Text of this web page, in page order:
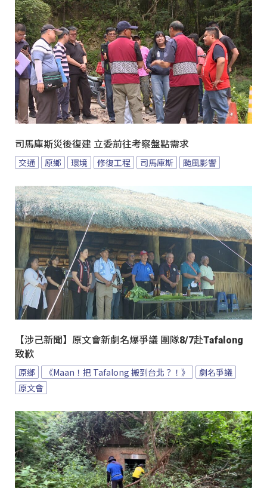
司馬庫斯災後復建 立委前往考察盤點需求
交通 原鄉 環境 修復工程 司馬庫斯 颱風影響
【涉己新聞】原文會新劇名爆爭議 團隊8/7赴Tafalong
致歉
原鄉 《Maan！把 Tafalong 搬到台北？！》
劇名爭議
原文會